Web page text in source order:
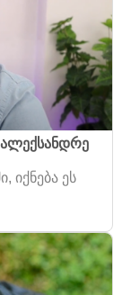
იქნება ეს